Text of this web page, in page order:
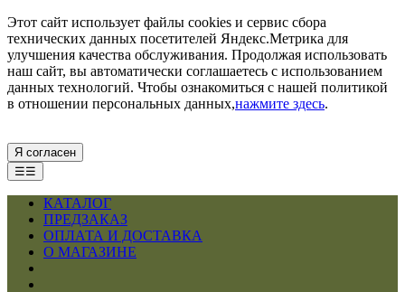
Этот сайт использует файлы cookies и сервис сбора
технических данных посетителей Яндекс.Метрика для
улучшения качества обслуживания. Продолжая использовать
наш сайт, вы автоматически соглашаетесь с использованием
данных технологий. Чтобы ознакомиться с нашей политикой
в отношении персональных данных,нажмите здесь.
Я согласен
☰☰
КАТАЛОГ
ПРЕДЗАКАЗ
ОПЛАТА И ДОСТАВКА
О МАГАЗИНЕ